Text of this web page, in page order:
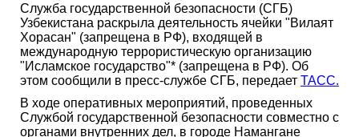
Служба государственной безопасности (СГБ)
Узбекистана раскрыла деятельность ячейки "Вилаят
Хорасан" (запрещена в РФ), входящей в
международную террористическую организацию
"Исламское государство"* (запрещена в РФ). Об
этом сообщили в пресс-службе СГБ, передает ТАСС.
В ходе оперативных мероприятий, проведенных
Службой государственной безопасности совместно с
органами внутренних дел, в городе Намангане